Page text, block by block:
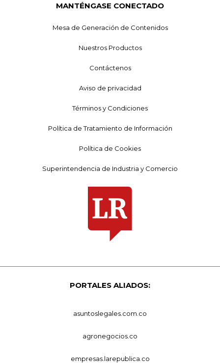
MANTÉNGASE CONECTADO
Mesa de Generación de Contenidos
Nuestros Productos
Contáctenos
Aviso de privacidad
Términos y Condiciones
Política de Tratamiento de Información
Política de Cookies
Superintendencia de Industria y Comercio
PORTALES ALIADOS:
asuntoslegales.com.co
agronegocios.co
empresas.larepublica.co